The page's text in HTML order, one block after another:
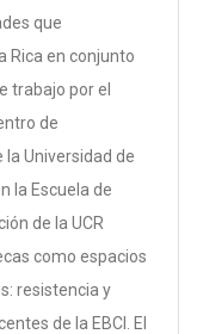
que
Rica en conjunto
trabajo por el
de
la Universidad de
la Escuela de
de la UCR
como espacios
resistencia y
de la EBCI. El